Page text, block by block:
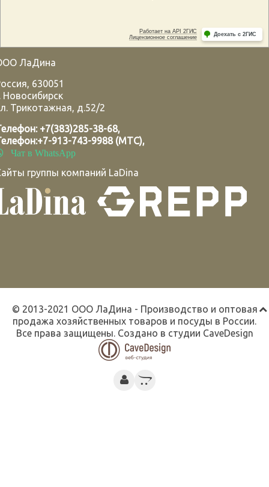
ЛаДина
, 630051
Новосибирск
Трикотажная, д.52/2
+7(383)285-38-68,
+7-913-743-9988 (МТС),
Чат в WhatsApp
группы компаний LaDina
© 2013-2021 ООО ЛаДина - Производство и оптовая
продажа хозяйственных товаров и посуды в России.
Все права защищены. Создано в студии CaveDesign